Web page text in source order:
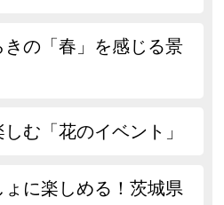
の「春」を感じる景
む「花のイベント」
ょに楽しめる！茨城県